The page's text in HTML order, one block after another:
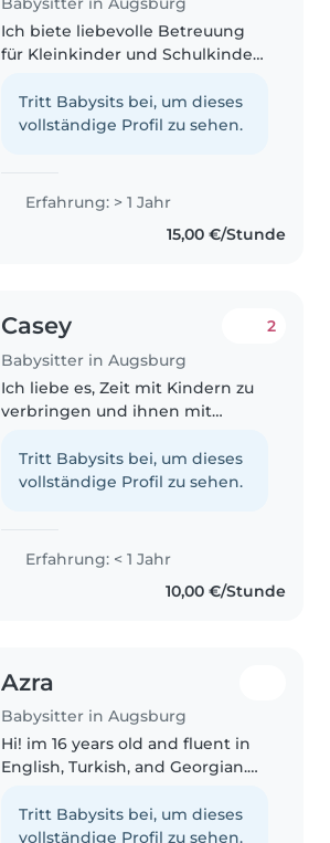
Ich biete liebevolle Betreuung
für Kleinkinder und Schulkinder
Jahren und bin besonders
geduldig und einfühlsam. Ich
Tritt Babysits bei, um dieses
vollständige Profil zu sehen.
Erfahrung: > 1 Jahr
15,00 €/Stunde
Casey
Babysitter in Augsburg
2
Ich liebe es, Zeit mit Kindern zu
verbringen und ihnen mit
eine schöne Zeit zu bereiten. Ich
bin flexibel, geduldig und
Tritt Babysits bei, um dieses
vollständige Profil zu sehen.
Erfahrung: < 1 Jahr
10,00 €/Stunde
Azra
Babysitter in Augsburg
Hi! im 16 years old and fluent in
English, Turkish, and Georgian.
enjoy spending time with
children. I have experience
Tritt Babysits bei, um dieses
vollständige Profil zu sehen.